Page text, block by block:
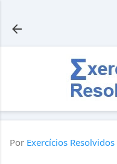
Por Exercícios Resolvidos